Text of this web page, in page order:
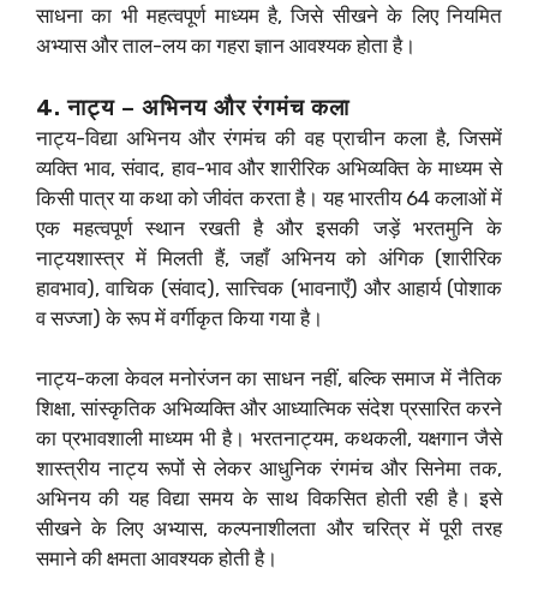
साधना का भी महत्वपूर्ण माध्यम है, जिसे सीखने के लिए नियमित
अभ्यास और ताल-लय का गहरा ज्ञान आवश्यक होता है।
4. नाट्य – अभिनय और रंगमंच कला
नाट्य-विद्या अभिनय और रंगमंच की वह प्राचीन कला है, जिसमें
व्यक्ति भाव, संवाद, हाव-भाव और शारीरिक अभिव्यक्ति के माध्यम से
किसी पात्र या कथा को जीवंत करता है। यह भारतीय 64 कलाओं में
एक महत्वपूर्ण स्थान रखती है और इसकी जड़ें भरतमुनि के
नाट्यशास्त्र में मिलती हैं, जहाँ अभिनय को अंगिक (शारीरिक
हावभाव), वाचिक (संवाद), सात्त्विक (भावनाएँ) और आहार्य (पोशाक
व सज्जा) के रूप में वर्गीकृत किया गया है।
नाट्य-कला केवल मनोरंजन का साधन नहीं, बल्कि समाज में नैतिक
शिक्षा, सांस्कृतिक अभिव्यक्ति और आध्यात्मिक संदेश प्रसारित करने
का प्रभावशाली माध्यम भी है। भरतनाट्यम, कथकली, यक्षगान जैसे
शास्त्रीय नाट्य रूपों से लेकर आधुनिक रंगमंच और सिनेमा तक,
अभिनय की यह विद्या समय के साथ विकसित होती रही है। इसे
सीखने के लिए अभ्यास, कल्पनाशीलता और चरित्र में पूरी तरह
समाने की क्षमता आवश्यक होती है।